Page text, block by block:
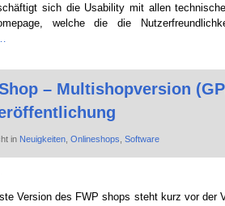
sich die Usability mit allen
welche die die
– Multishopversion
in Neuigkeiten, Onlineshops Software
Version des FWP shops steht kurz vor der